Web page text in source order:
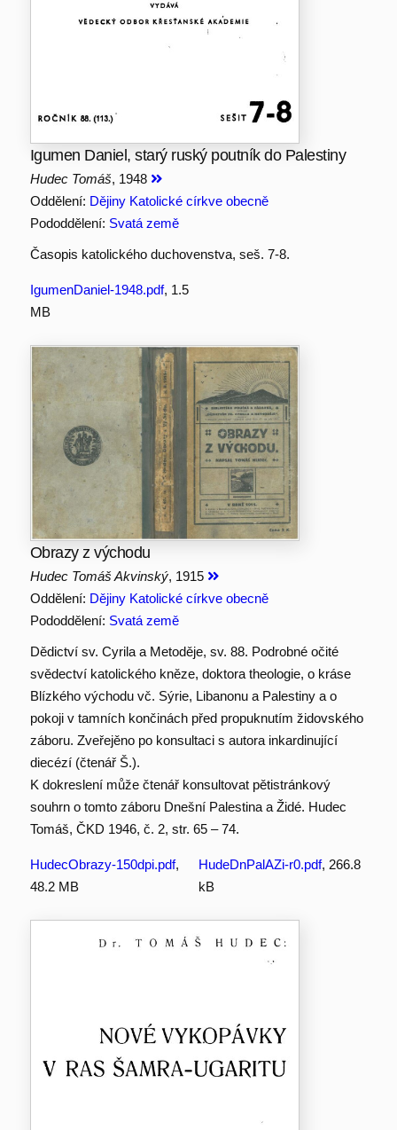
Igumen Daniel, starý ruský poutník do Palestiny
Hudec Tomáš, 1948
Oddělení: Dějiny Katolické církve obecně
Pododdělení: Svatá země
Časopis katolického duchovenstva, seš. 7-8.
IgumenDaniel-1948.pdf, 1.5
MB
Obrazy z východu
Hudec Tomáš Akvinský, 1915
Oddělení: Dějiny Katolické církve obecně
Pododdělení: Svatá země
Dědictví sv. Cyrila a Metoděje, sv. 88. Podrobné očité
svědectví katolického kněze, doktora theologie, o kráse
Blízkého východu vč. Sýrie, Libanonu a Palestiny a o
pokoji v tamních končinách před propuknutím židovského
záboru. Zveřejěno po konsultaci s autora inkardinující
diecézí (čtenář Š.).
K dokreslení může čtenář konsultovat pětistránkový
souhrn o tomto záboru Dnešní Palestina a Židé. Hudec
Tomáš, ČKD 1946, č. 2, str. 65 – 74.
HudecObrazy-150dpi.pdf,
48.2 MB
HudeDnPalAZi-r0.pdf, 266.8
kB